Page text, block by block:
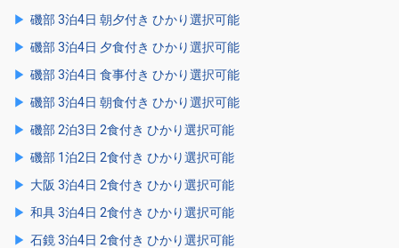
磯部 3泊4日 朝夕付き ひかり選択可能
磯部 3泊4日 夕食付き ひかり選択可能
磯部 3泊4日 食事付き ひかり選択可能
磯部 3泊4日 朝食付き ひかり選択可能
磯部 2泊3日 2食付き ひかり選択可能
磯部 1泊2日 2食付き ひかり選択可能
大阪 3泊4日 2食付き ひかり選択可能
和具 3泊4日 2食付き ひかり選択可能
石鏡 3泊4日 2食付き ひかり選択可能